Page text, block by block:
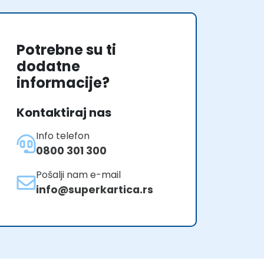
Potrebne su ti
dodatne
informacije?
Kontaktiraj nas
Info telefon
0800 301 300
Pošalji nam e-mail
info@superkartica.rs